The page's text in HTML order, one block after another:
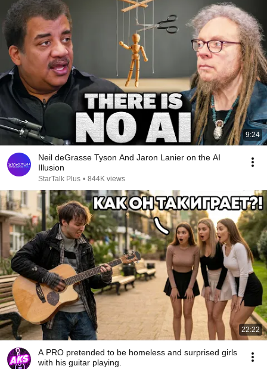
9:24
Neil deGrasse Tyson And Jaron Lanier on the AI
Illusion
StarTalk Plus • 844K views
22:22
A PRO pretended to be homeless and surprised girls
with his guitar playing.